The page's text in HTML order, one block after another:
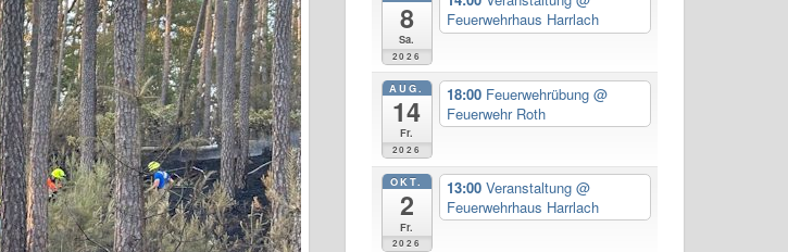
8
Sa.
2026
Feuerwehrhaus Harrlach
AUG.
14
Fr.
2026
18:00 Feuerwehrübung @
Feuerwehr Roth
OKT.
2
Fr.
2026
13:00 Veranstaltung @
Feuerwehrhaus Harrlach